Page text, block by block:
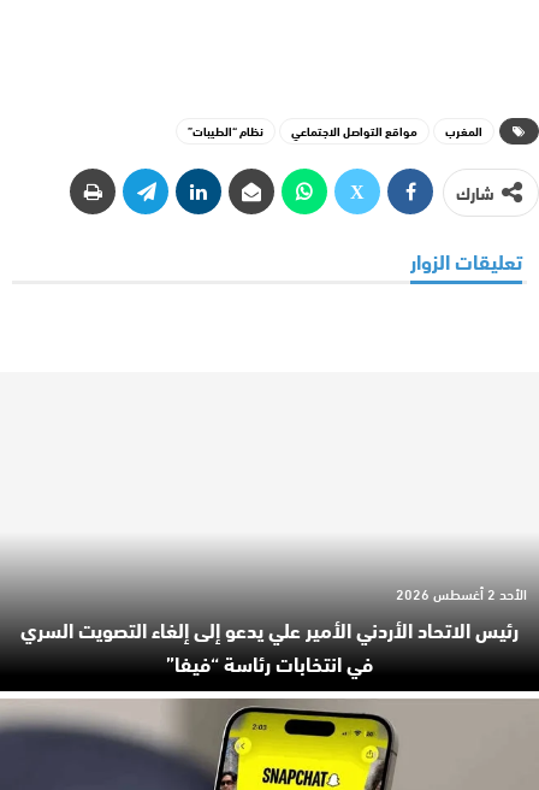
المغرب مواقع التواصل الاجتماعي نظام “الطيبات”
شارك
تعليقات الزوار
رئيس الاتحاد الأردني الأمير علي يدعو إلى إلغاء التصويت السري
في انتخابات رئاسة “فيفا”
الأحد 2 أغسطس 2026